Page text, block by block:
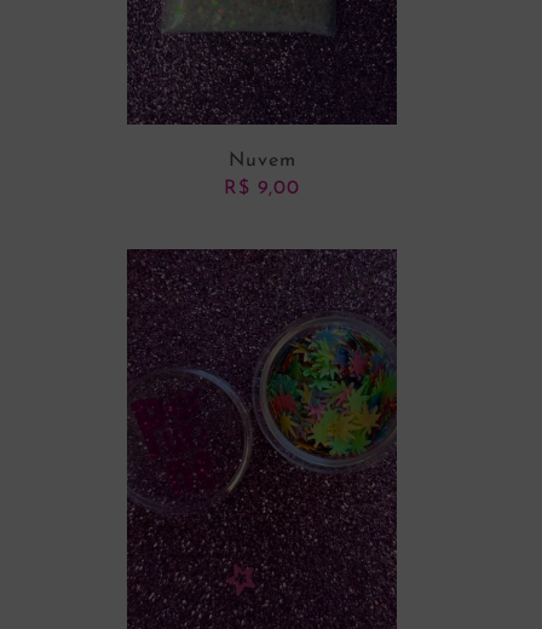
ADICIONAR AO CARRINHO
Nuvem
R$ 9,00